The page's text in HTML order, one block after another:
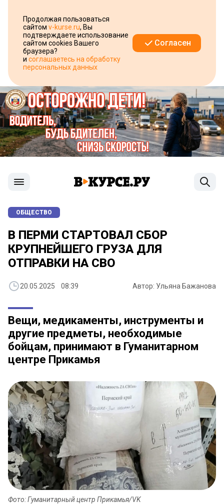
Продолжая пользоваться
сайтом v-kurse.ru, Вы
подтверждаете использование
сайтом cookies Вашего
браузера?
и соглашаетесь на обработку
персональных данных
Согласен
ОБЩЕСТВО
В ПЕРМИ СТАРТОВАЛ СБОР
КРУПНЕЙШЕГО ГРУЗА ДЛЯ
ОТПРАВКИ НА СВО
20.05.2025 08:39 Автор: Ульяна Бажанова
Вещи, медикаменты, инструменты и
другие предметы, необходимые
бойцам, принимают в Гуманитарном
центре Прикамья
Фото: Гуманитарный центр Прикамья/VK